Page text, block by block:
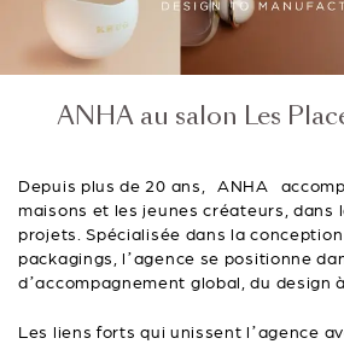
ANHA au salon Les
Depuis plus de 20 ans, ANHA
maisons et les jeunes créateurs, dans
projets. Spécialisée dans la
packagings, l’agence se positionne
d’accompagnement global, du design
Les liens forts qui unissent l’agence